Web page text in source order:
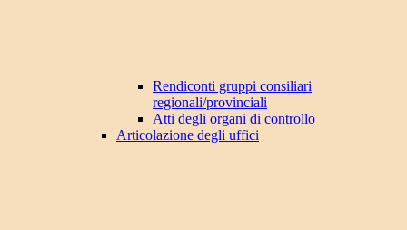
Rendiconti gruppi consiliari
regionali/provinciali
Atti degli organi di controllo
Articolazione degli uffici